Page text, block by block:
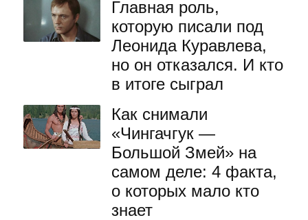
Главная роль,
которую писали под
Леонида Куравлева,
но он отказался. И кто
в итоге сыграл
Как снимали
«Чингачгук —
Большой Змей» на
самом деле: 4 факта,
о которых мало кто
знает